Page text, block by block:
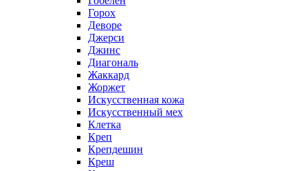
Горох
Деворе
Джерси
Джинс
Диагональ
Жаккард
Жоржет
Искусственная кожа
Искусственный мех
Клетка
Креп
Крепдешин
Креш